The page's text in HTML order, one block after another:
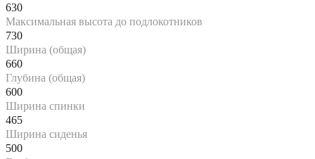
630
Максимальная высота до подлокотников
730
Ширина (общая)
660
Глубина (общая)
600
Ширина спинки
465
Ширина сиденья
500